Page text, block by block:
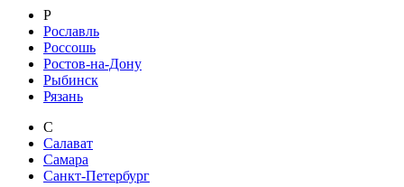
Р
Рославль
Россошь
Ростов-на-Дону
Рыбинск
Рязань
С
Салават
Самара
Санкт-Петербург